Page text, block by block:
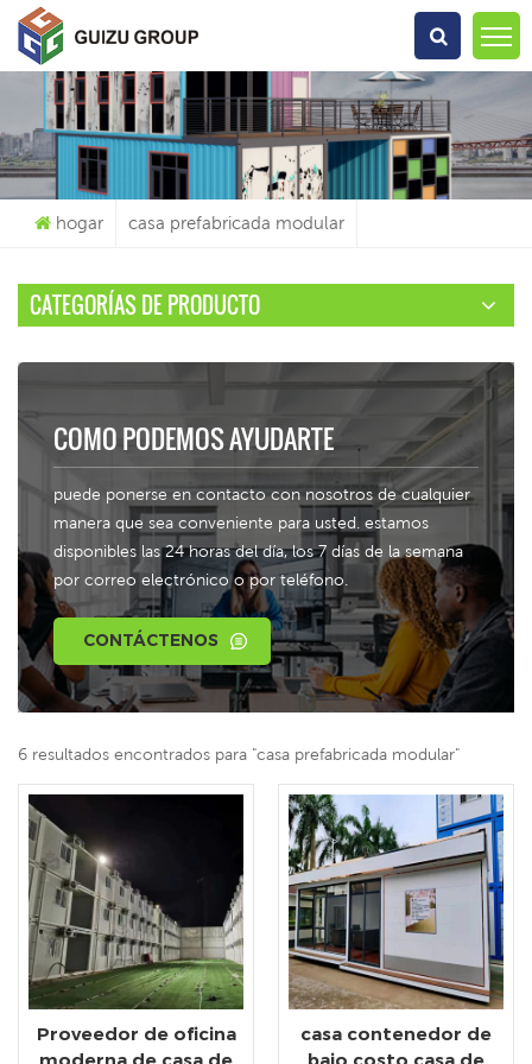
Qué Estás Buscando?
hogar casa prefabricada modular
CATEGORÍAS DE PRODUCTO
COMO PODEMOS AYUDARTE
puede ponerse en contacto con nosotros de cualquier
manera que sea conveniente para usted. estamos
disponibles las 24 horas del día, los 7 días de la semana
por correo electrónico o por teléfono.
CONTÁCTENOS
6 resultados encontrados para "casa prefabricada modular"
Proveedor de oficina
casa contenedor de